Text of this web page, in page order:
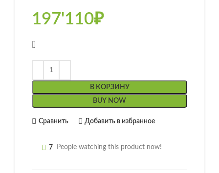
197'110₽
В КОРЗИНУ
BUY NOW
Сравнить Добавить в избранное
7 People watching this product now!